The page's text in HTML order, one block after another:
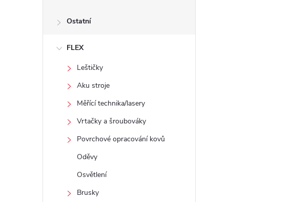
Ostatní
FLEX
Leštičky
Aku stroje
Měřící technika/lasery
Vrtačky a šroubováky
Povrchové opracování kovů
Oděvy
Osvětlení
Brusky